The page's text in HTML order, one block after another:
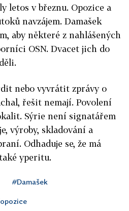
letos v březnu. Opozice a
navzájem. Damašek
aby některé z nahlášených
OSN. Dvacet jich do
nebo vyvrátit zprávy o
řešit nemají. Povolení
Sýrie není signatářem
výroby, skladování a
Odhaduje se, že má
yperitu.
#Damašek